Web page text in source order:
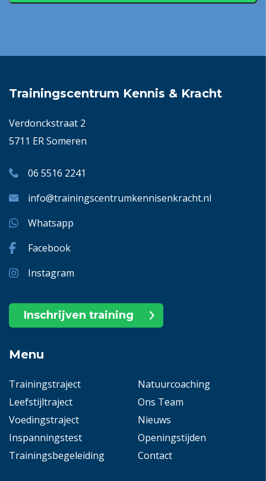
Trainingscentrum Kennis & Kracht
Verdonckstraat 2
5711 ER Someren
06 5516 2241
info@trainingscentrumkennisenkracht.nl
Whatsapp
Facebook
Instagram
Inschrijven training
Menu
Trainingstraject
Leefstijltraject
Voedingstraject
Inspanningstest
Trainingsbegeleiding
Natuurcoaching
Ons Team
Nieuws
Openingstijden
Contact